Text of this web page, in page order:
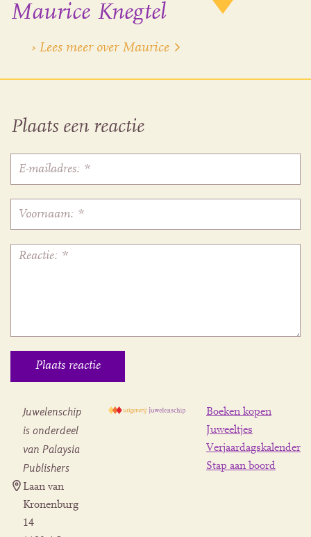
Maurice Knegtel
› Lees meer over Maurice
Plaats een reactie
Juwelenschip
is onderdeel
van Palaysia
Publishers
Laan van
Kronenburg
14
Boeken kopen
Juweeltjes
Verjaardagskalender
Stap aan boord